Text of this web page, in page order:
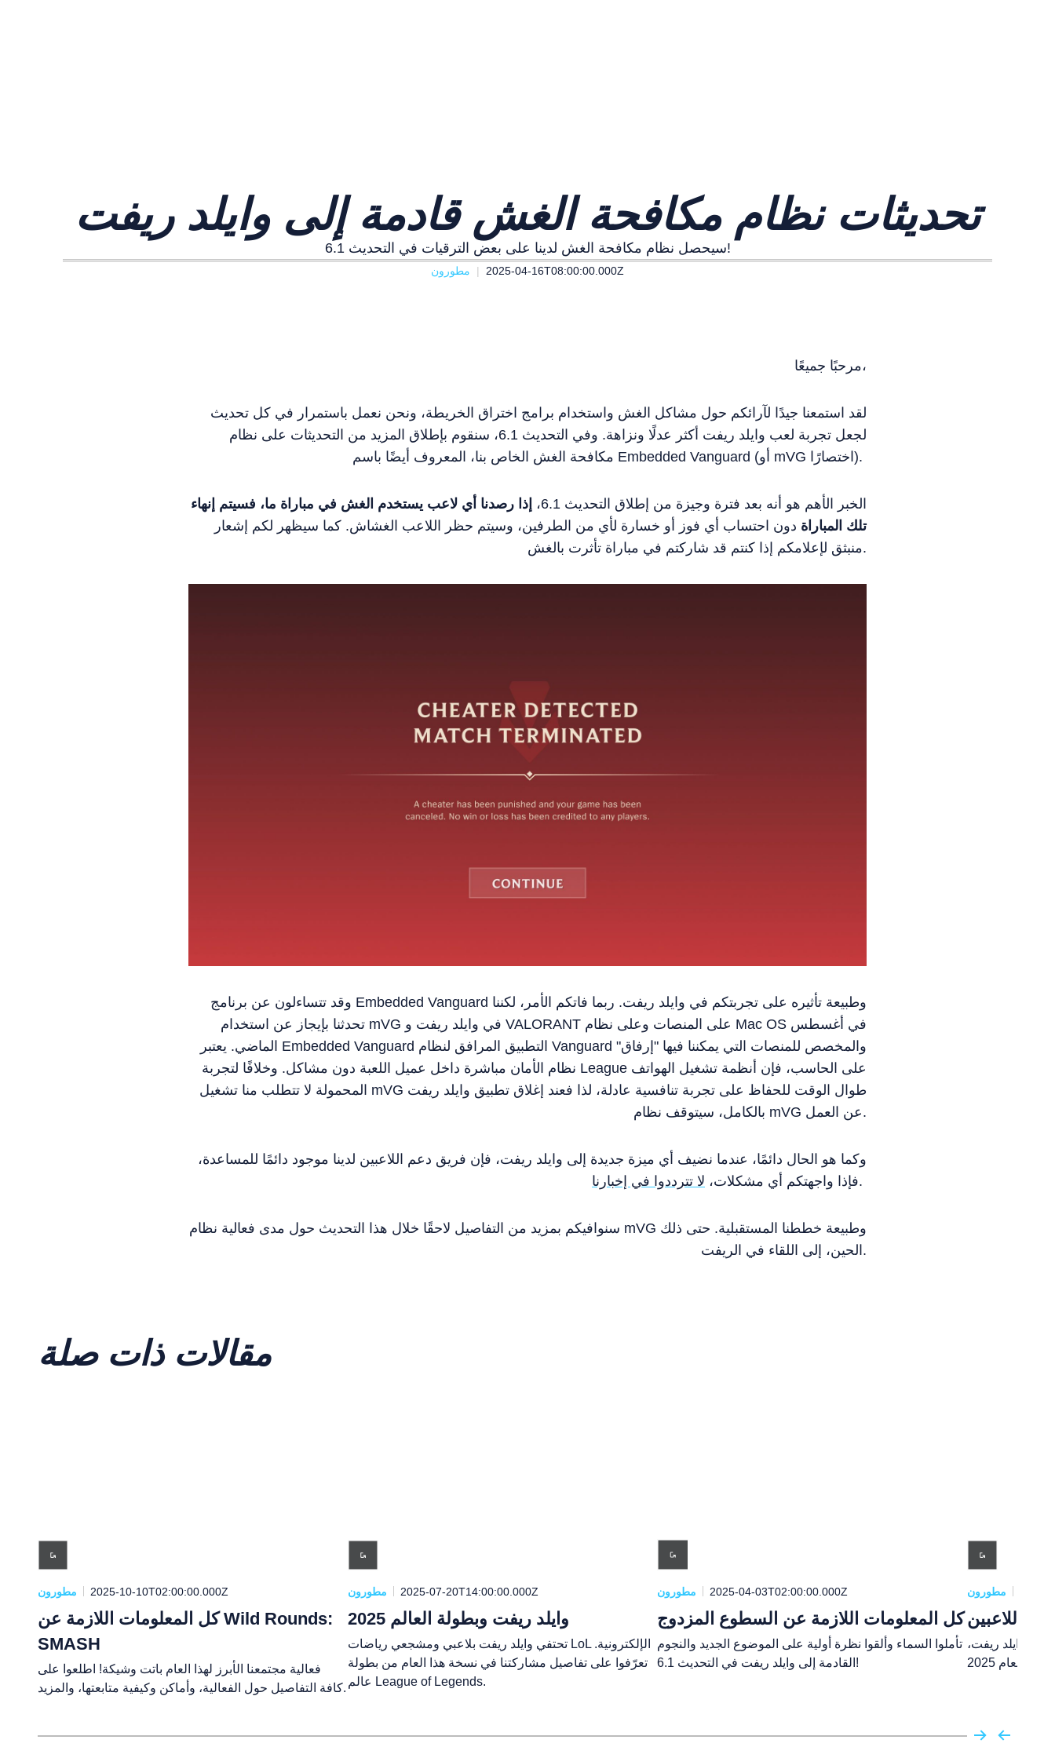
تحديثات نظام مكافحة الغش قادمة إلى وايلد ريفت
سيحصل نظام مكافحة الغش لدينا على بعض الترقيات في التحديث 6.1!
مطورون 2025-04-16T08:00:00.000Z
مرحبًا جميعًا،
لقد استمعنا جيدًا لآرائكم حول مشاكل الغش واستخدام برامج اختراق الخريطة، ونحن نعمل باستمرار في كل تحديث
لجعل تجربة لعب وايلد ريفت أكثر عدلًا ونزاهة. وفي التحديث 6.1، سنقوم بإطلاق المزيد من التحديثات على نظام
مكافحة الغش الخاص بنا، المعروف أيضًا باسم Embedded Vanguard (أو mVG اختصارًا).
الخبر الأهم هو أنه بعد فترة وجيزة من إطلاق التحديث 6.1،
إذا رصدنا أي لاعب يستخدم الغش في مباراة ما، فسيتم إنهاء
تلك المباراة دون احتساب أي فوز أو خسارة لأي من الطرفين، وسيتم حظر اللاعب الغشاش. كما سيظهر لكم إشعار
منبثق لإعلامكم إذا كنتم قد شاركتم في مباراة تأثرت بالغش.
وقد تتساءلون عن برنامج Embedded Vanguard وطبيعة تأثيره على تجربتكم في وايلد ريفت. ربما فاتكم الأمر، لكننا
تحدثنا بإيجاز عن استخدام mVG في وايلد ريفت و VALORANT على المنصات وعلى نظام Mac OS في أغسطس
الماضي. يعتبر Embedded Vanguard التطبيق المرافق لنظام Vanguard والمخصص للمنصات التي يمكننا فيها "إرفاق"
نظام الأمان مباشرة داخل عميل اللعبة دون مشاكل. وخلافًا لتجربة League على الحاسب، فإن أنظمة تشغيل الهواتف
المحمولة لا تتطلب منا تشغيل mVG طوال الوقت للحفاظ على تجربة تنافسية عادلة، لذا فعند إغلاق تطبيق وايلد ريفت
بالكامل، سيتوقف نظام mVG عن العمل.
وكما هو الحال دائمًا، عندما نضيف أي ميزة جديدة إلى وايلد ريفت، فإن فريق دعم اللاعبين لدينا موجود دائمًا للمساعدة،
فإذا واجهتكم أي مشكلات، لا تترددوا في إخبارنا .
سنوافيكم بمزيد من التفاصيل لاحقًا خلال هذا التحديث حول مدى فعالية نظام mVG وطبيعة خططنا المستقبلية. حتى ذلك
الحين، إلى اللقاء في الريفت.
مقالات ذات صلة
مطورون 2025-10-10T02:00:00.000Z
كل المعلومات اللازمة عن Wild Rounds:
SMASH
فعالية مجتمعنا الأبرز لهذا العام باتت وشيكة! اطلعوا على
كافة التفاصيل حول الفعالية، وأماكن وكيفية متابعتها، والمزيد.
مطورون 2025-07-20T14:00:00.000Z
وايلد ريفت وبطولة العالم 2025
تحتفي وايلد ريفت بلاعبي ومشجعي رياضات LoL الإلكترونية.
تعرّفوا على تفاصيل مشاركتنا في نسخة هذا العام من بطولة
عالم League of Legends.
مطورون 2025-04-03T02:00:00.000Z
كل المعلومات اللازمة عن السطوع المزدوج
تأملوا السماء وألقوا نظرة أولية على الموضوع الجديد والنجوم
القادمة إلى وايلد ريفت في التحديث 6.1!
مطورون
للاعبين
وايلد ريفت،